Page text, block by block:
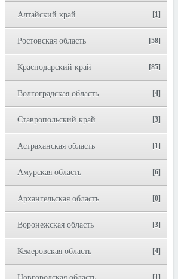
Алтайский край [1]
Ростовская область [58]
Краснодарский край [85]
Волгоградская область [4]
Ставропольский край [3]
Астраханская область [1]
Амурская область [6]
Архангельская область [0]
Воронежская область [3]
Кемеровская область [4]
[1]